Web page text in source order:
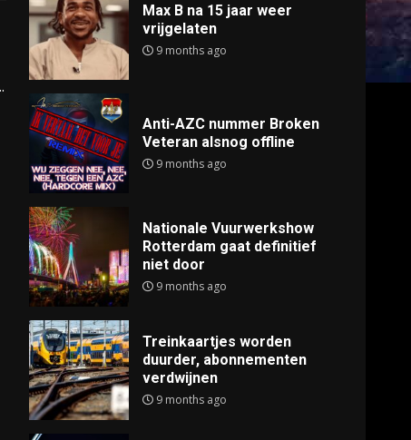
Max B na 15 jaar weer
vrijgelaten
9 months ago
Anti-AZC nummer Broken
Veteran alsnog offline
9 months ago
Nationale Vuurwerkshow
Rotterdam gaat definitief
niet door
9 months ago
Treinkaartjes worden
duurder, abonnementen
verdwijnen
9 months ago